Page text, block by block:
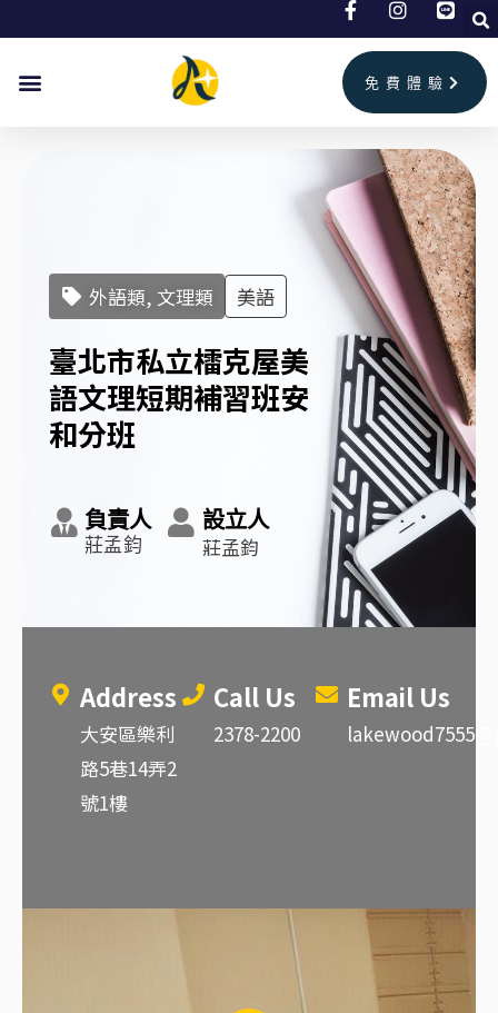
免費體驗
外語類, 文理類 美語
臺北市私立檑克屋美
語文理短期補習班安
和分班
負責人
莊孟鈞
設立人
莊孟鈞
Address
大安區樂利
路5巷14弄2
號1樓
Call Us
2378-2200
Email Us